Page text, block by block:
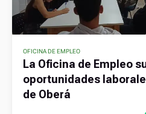
OFICINA DE EMPLEO
La Oficina de Empleo
oportunidades
de Oberá